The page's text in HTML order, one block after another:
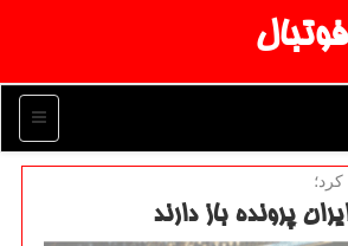
منو
پرونده باز دارند